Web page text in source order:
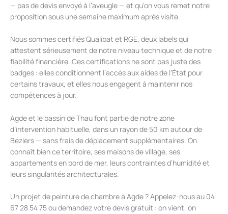
— pas de devis envoyé à l’aveugle — et qu’on vous remet notre
proposition sous une semaine maximum après visite.
Nous sommes certifiés Qualibat et RGE, deux labels qui
attestent sérieusement de notre niveau technique et de notre
fiabilité financière. Ces certifications ne sont pas juste des
badges : elles conditionnent l’accès aux aides de l’État pour
certains travaux, et elles nous engagent à maintenir nos
compétences à jour.
Agde et le bassin de Thau font partie de notre zone
d’intervention habituelle, dans un rayon de 50 km autour de
Béziers — sans frais de déplacement supplémentaires. On
connaît bien ce territoire, ses maisons de village, ses
appartements en bord de mer, leurs contraintes d’humidité et
leurs singularités architecturales.
Un projet de peinture de chambre à Agde ? Appelez-nous au 04
67 28 54 75 ou demandez votre devis gratuit : on vient, on